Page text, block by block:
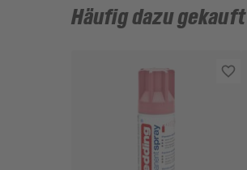
Häufig dazu gekauft